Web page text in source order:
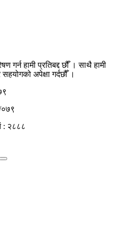
गर्न हामी प्रतिबद्द छौँ । साथै हामी
अपेक्षा गर्दछौँ ।
०७९
: २८८८